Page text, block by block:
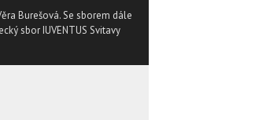
Burešová. Se sborem dále
sbor IUVENTUS Svitavy